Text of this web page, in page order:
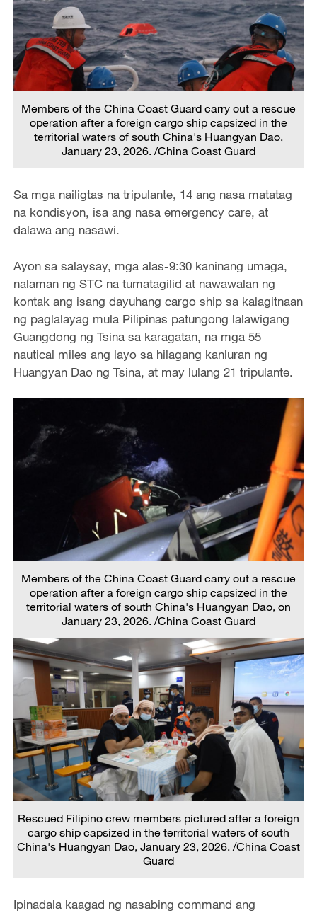
Members of the China Coast Guard carry out a rescue
operation after a foreign cargo ship capsized in the
territorial waters of south China's Huangyan Dao,
January 23, 2026. /China Coast Guard
Sa mga nailigtas na tripulante, 14 ang nasa matatag
na kondisyon, isa ang nasa emergency care, at
dalawa ang nasawi.
Ayon sa salaysay, mga alas-9:30 kaninang umaga,
nalaman ng STC na tumatagilid at nawawalan ng
kontak ang isang dayuhang cargo ship sa kalagitnaan
ng paglalayag mula Pilipinas patungong lalawigang
Guangdong ng Tsina sa karagatan, na mga 55
nautical miles ang layo sa hilagang kanluran ng
Huangyan Dao ng Tsina, at may lulang 21 tripulante.
Members of the China Coast Guard carry out a rescue
operation after a foreign cargo ship capsized in the
territorial waters of south China's Huangyan Dao, on
January 23, 2026. /China Coast Guard
Rescued Filipino crew members pictured after a foreign
cargo ship capsized in the territorial waters of south
China's Huangyan Dao, January 23, 2026. /China Coast
Guard
Ipinadala kaagad ng nasabing command ang